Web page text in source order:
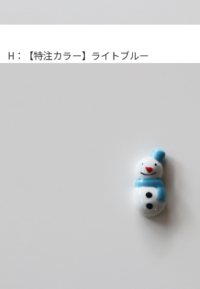
H：【特注カラー】ライトブルー